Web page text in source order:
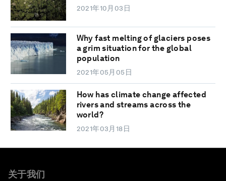
2021年10月03日
Why fast melting of glaciers poses
a grim situation for the global
population
2021年05月05日
How has climate change affected
rivers and streams across the
world?
2021年03月18日
关于我们